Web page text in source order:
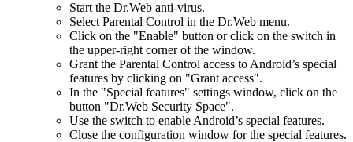
Start the Dr.Web anti-virus.
Select Parental Control in the Dr.Web menu.
Click on the "Enable" button or click on the switch in
the upper-right corner of the window.
Grant the Parental Control access to Android’s special
features by clicking on "Grant access".
In the "Special features" settings window, click on the
button "Dr.Web Security Space".
Use the switch to enable Android’s special features.
Close the configuration window for the special features.